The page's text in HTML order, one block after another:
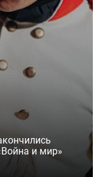
и мир»